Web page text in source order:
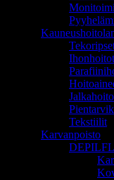
Tekstiilit
Karvanpoisto